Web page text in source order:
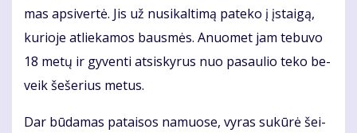
mas ap­si­ver­tė. Jis už nu­si­kal­ti­mą pa­te­ko į įstai­gą,
ku­rio­je at­lie­ka­mos baus­mės. Anuo­met jam te­bu­vo
18 me­tų ir gy­ven­ti at­si­sky­rus nuo pa­sau­lio te­ko be­
veik še­še­rius me­tus.
Dar bū­da­mas pa­tai­sos na­muo­se, vy­ras su­kū­rė šei­